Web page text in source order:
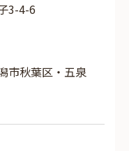
3-4-6
市秋葉区・五泉